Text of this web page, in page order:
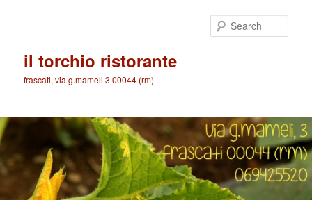
il torchio ristorante
frascati, via g.mameli 3 00044 (rm)